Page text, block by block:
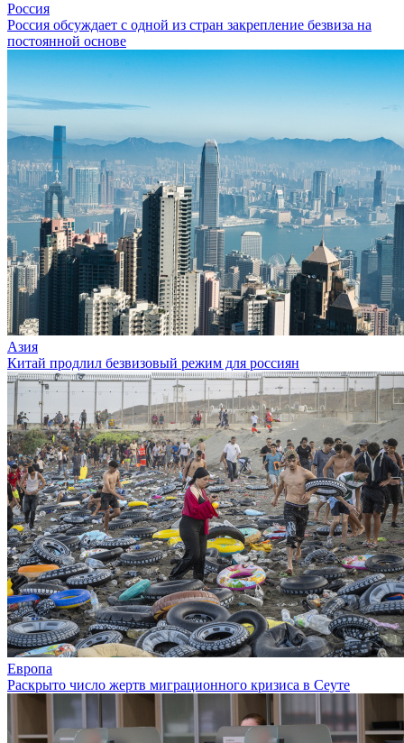
Россия
Россия обсуждает с одной из стран закрепление безвиза на
постоянной основе
Азия
Китай продлил безвизовый режим для россиян
Европа
Раскрыто число жертв миграционного кризиса в Сеуте